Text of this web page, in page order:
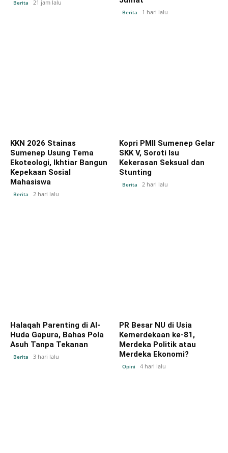
Berita 21 jam lalu
Berita 1 hari lalu
KKN 2026 Stainas
Sumenep Usung Tema
Ekoteologi, Ikhtiar Bangun
Kepekaan Sosial
Mahasiswa
Berita 2 hari lalu
Kopri PMII Sumenep Gelar
SKK V, Soroti Isu
Kekerasan Seksual dan
Stunting
Berita 2 hari lalu
Halaqah Parenting di Al-
Huda Gapura, Bahas Pola
Asuh Tanpa Tekanan
Berita 3 hari lalu
PR Besar NU di Usia
Kemerdekaan ke-81,
Merdeka Politik atau
Merdeka Ekonomi?
Opini 4 hari lalu